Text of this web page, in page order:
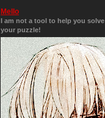
Mello
I am not a tool to help you solve
your puzzle!